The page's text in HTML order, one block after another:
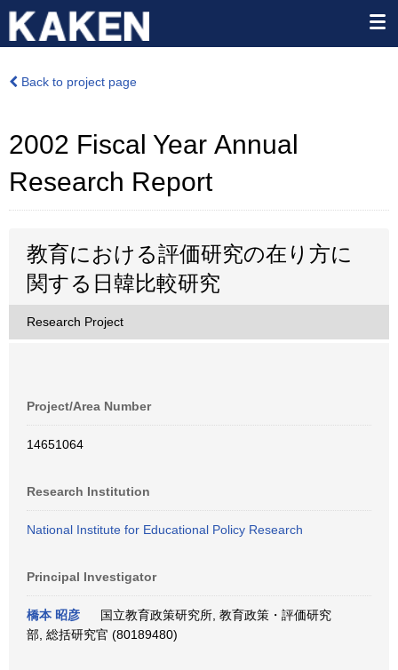
Back to project page
2002 Fiscal Year Annual
Research Report
教育における評価研究の在り方に
関する日韓比較研究
Research Project
Project/Area Number
14651064
Research Institution
National Institute for Educational Policy Research
Principal Investigator
橋本 昭彦
国立教育政策研究所, 教育政策・評価研究
部, 総括研究官 (80189480)